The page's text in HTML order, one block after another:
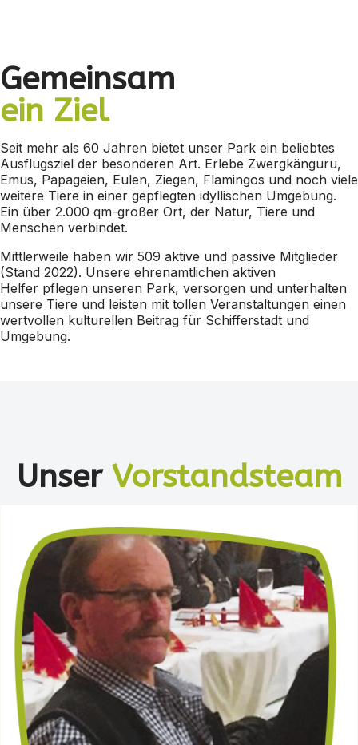
Gemeinsam
ein Ziel
Seit mehr als 60 Jahren bietet unser Park ein beliebtes
Ausflugsziel der besonderen Art. Erlebe Zwergkänguru,
Emus, Papageien, Eulen, Ziegen, Flamingos und noch viele
weitere Tiere in einer gepflegten idyllischen Umgebung.
Ein über 2.000 qm-großer Ort, der Natur, Tiere und
Menschen verbindet.
Mittlerweile haben wir 509 aktive und passive Mitglieder
(Stand 2022). Unsere ehrenamtlichen aktiven
Helfer pflegen unseren Park, versorgen und unterhalten
unsere Tiere und leisten mit tollen Veranstaltungen einen
wertvollen kulturellen Beitrag für Schifferstadt und
Umgebung.
Unser Vorstandsteam